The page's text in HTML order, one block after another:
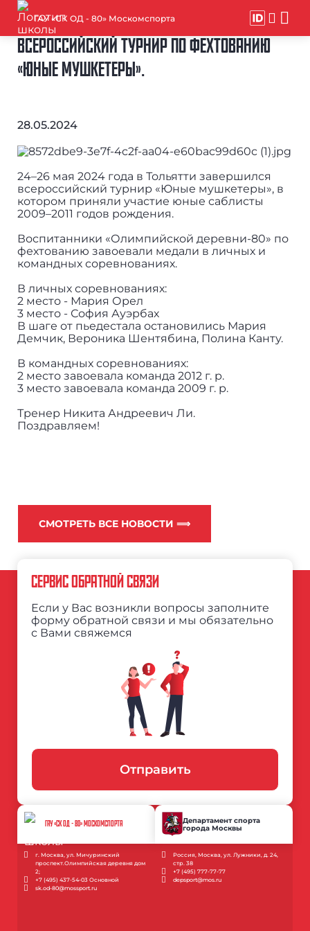
ГАУ «СК ОД - 80» Москомспорта
ВСЕРОССИЙСКИЙ ТУРНИР ПО ФЕХТОВАНИЮ
«ЮНЫЕ МУШКЕТЕРЫ».
28.05.2024
24–26 мая 2024 года в Тольятти завершился
всероссийский турнир «Юные мушкетеры», в
котором приняли участие юные саблисты
2009–2011 годов рождения.
Воспитанники «Олимпийской деревни-80» по
фехтованию завоевали медали в личных и
командных соревнованиях.
В личных соревнованиях:
2 место - Мария Орел
3 место - София Ауэрбах
В шаге от пьедестала остановились Мария
Демчик, Вероника Шентябина, Полина Канту.
В командных соревнованиях:
2 место завоевала команда 2012 г. р.
3 место завоевала команда 2009 г. р.
Тренер Никита Андреевич Ли.
Поздравляем!
СМОТРЕТЬ ВСЕ НОВОСТИ ⟹
СЕРВИС ОБРАТНОЙ СВЯЗИ
Если у Вас возникли вопросы заполните
форму обратной связи и мы обязательно
с Вами свяжемся
Отправить
ГАУ «СК ОД - 80» МОСКОМСПОРТА
г. Москва, ул. Мичуринский
проспект.Олимпийская деревня дом
2;
+7 (495) 437-54-03 Основной
sk.od-80@mossport.ru
Департамент спорта
города Москвы
Россия, Москва, ул. Лужники, д. 24,
стр. 38
+7 (495) 777-77-77
depsport@mos.ru